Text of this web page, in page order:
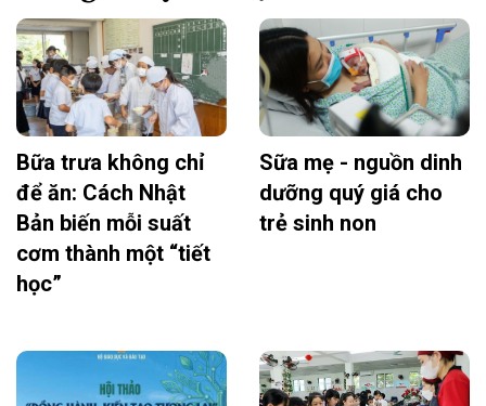
Bữa trưa không chỉ
để ăn: Cách Nhật
Bản biến mỗi suất
cơm thành một “tiết
học”
Sữa mẹ - nguồn dinh
dưỡng quý giá cho
trẻ sinh non